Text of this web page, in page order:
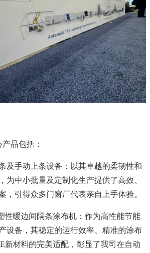
品包括：
及手动上条设备：以其卓越的柔韧性和
为中小批量及定制化生产提供了高效、
，引得众多门窗厂代表亲自上手体验。
性暖边间隔条涂布机：作为高性能节能
设备，其稳定的运行效率、精准的涂布
新材料的完美适配，彰显了我司在自动